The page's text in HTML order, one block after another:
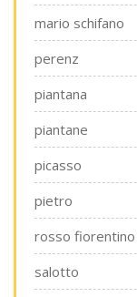
mario schifano
perenz
piantana
piantane
picasso
pietro
rosso fiorentino
salotto